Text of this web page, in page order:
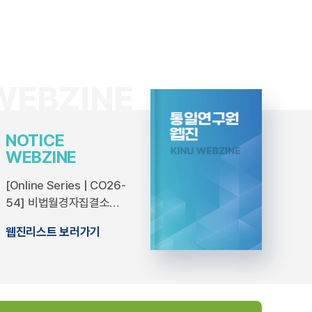
NOTICE
WEBZINE
[Online Series | CO26-
54] 비법월경자집결소규
웹진리스트 보러가기